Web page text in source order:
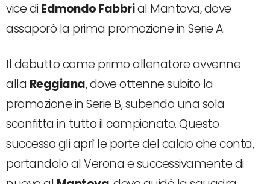
vice di Edmondo Fabbrial Mantova, dove
assaporò la prima promozione in Serie A.
Il debutto come primo allenatore avvenne
alla Reggiana, dove ottenne subito la
promozione in Serie B, subendo una sola
sconfitta in tutto il campionato. Questo
successo gli aprì le porte del calcio che conta,
portandolo al Verona e successivamente di